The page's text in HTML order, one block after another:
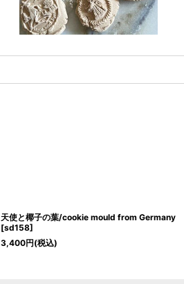
天使と椰子の葉/cookie mould from Germany
[sd158]
3,400円(税込)